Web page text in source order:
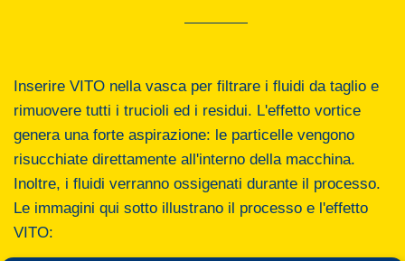
Inserire VITO nella vasca per filtrare i fluidi da taglio e
rimuovere tutti i trucioli ed i residui. L'effetto vortice
genera una forte aspirazione: le particelle vengono
risucchiate direttamente all'interno della macchina.
Inoltre, i fluidi verranno ossigenati durante il processo.
Le immagini qui sotto illustrano il processo e l'effetto
VITO: